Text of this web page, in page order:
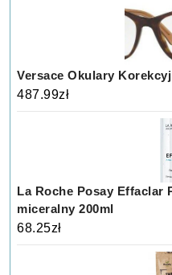
Versace Okulary
487.99zł
La Roche Posay Effaclar
miceralny 200ml
68.25zł